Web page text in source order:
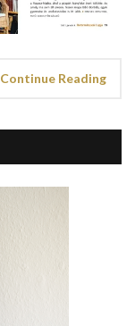
Continue Reading